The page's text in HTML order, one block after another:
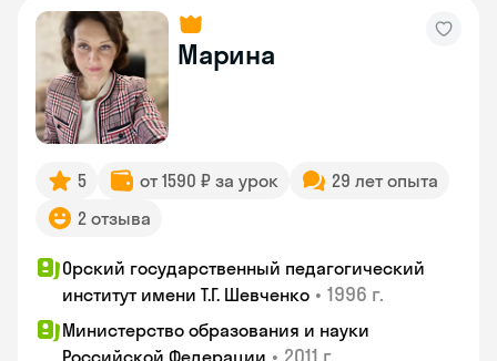
Марина
5 от 1590 ₽ за урок
29 лет опыта
2 отзыва
Орский государственный педагогический
институт имени Т.Г. Шевченко • 1996 г.
Министерство образования и науки
Российской Федерации